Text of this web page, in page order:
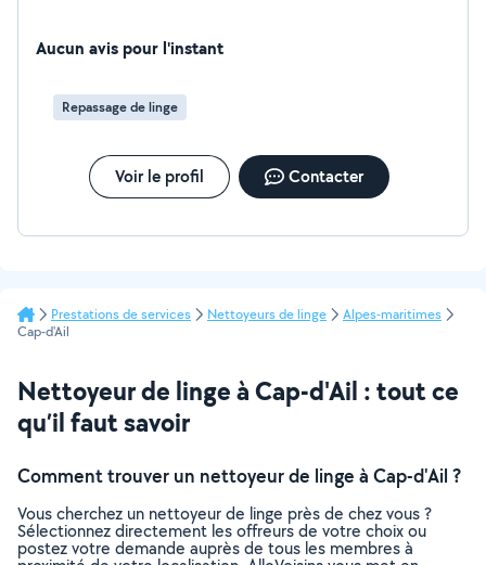
Aucun avis pour l'instant
Repassage de linge
Voir le profil Contacter
Prestations de services Nettoyeurs de linge
Alpes-maritimes
Cap-d'Ail
Nettoyeur de linge à Cap-d'Ail : tout ce
qu’il faut savoir
Comment trouver un nettoyeur de linge à Cap-d'Ail ?
Vous cherchez un nettoyeur de linge près de chez vous ?
Sélectionnez directement les offreurs de votre choix ou
postez votre demande auprès de tous les membres à